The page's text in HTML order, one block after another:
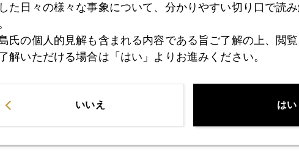
年09月15日
年09月14日 新政権に対する市場の反応は？
た日々の様々な事象について、分かりやすい切り口で読
氏の個人的見解も含まれる内容である旨ご了解の上、閲覧
解いただける場合は「はい」よりお進みください。
いいえ はい